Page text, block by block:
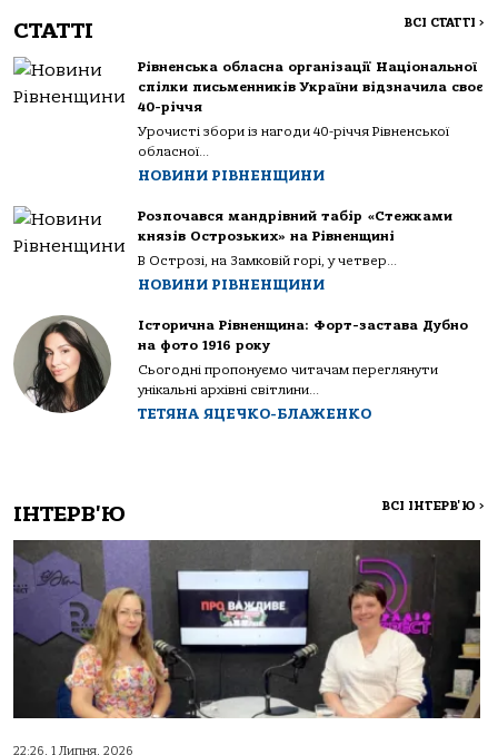
СТАТТІ ВСІ СТАТТІ >
Рівненська обласна організації Національної
спілки письменників України відзначила своє
40-річчя
Урочисті збори із нагоди 40-річчя Рівненської
обласної...
НОВИНИ РІВНЕНЩИНИ
Розпочався мандрівний табір «Стежками
князів Острозьких» на Рівненщині
В Острозі, на Замковій горі, у четвер...
НОВИНИ РІВНЕНЩИНИ
Історична Рівненщина: Форт-застава Дубно
на фото 1916 року
Сьогодні пропонуємо читачам переглянути
унікальні архівні світлини...
ТЕТЯНА ЯЦЕЧКО-БЛАЖЕНКО
ІНТЕРВ'Ю ВСІ ІНТЕРВ'Ю >
22:26, 1 Липня, 2026